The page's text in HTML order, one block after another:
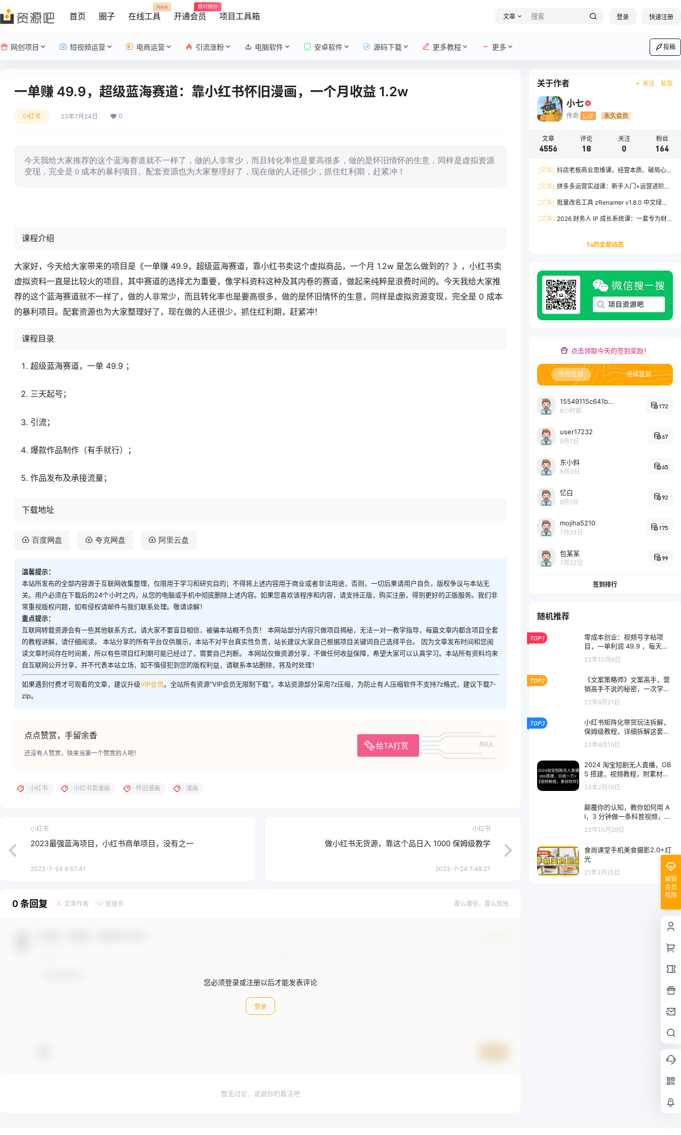
首页 圈子 在线工具
New
开通会员
限时特价
项目工具箱 文章 登录 快速注册
网创项目 短视频运营 电商运营 引流涨粉 电脑软件 安卓软件 源码下载 更多教程 更多 投稿
一单赚 49.9，超级蓝海赛道：靠小红书怀旧漫画，一个月收益 1.2w
小红书 23年7月24日 0
今天我给大家推荐的这个蓝海赛道就不一样了，做的人非常少，而且转化率也是要高很多，做的是怀旧情怀的生意，同样是虚拟资源
变现，完全是 0 成本的暴利项目。配套资源也为大家整理好了，现在做的人还很少，抓住红利期，赶紧冲！
课程介绍
大家好，今天给大家带来的项目是《一单赚 49.9，超级蓝海赛道，靠小红书卖这个虚拟商品，一个月 1.2w 是怎么做到的？》，小红书卖
虚拟资料一直是比较火的项目，其中赛道的选择尤为重要，像学科资料这种及其内卷的赛道，做起来纯粹是浪费时间的。今天我给大家推
荐的这个蓝海赛道就不一样了，做的人非常少，而且转化率也是要高很多，做的是怀旧情怀的生意，同样是虚拟资源变现，完全是 0 成本
的暴利项目。配套资源也为大家整理好了，现在做的人还很少，抓住红利期，赶紧冲！
课程目录
超级蓝海赛道，一单 49.9 ；
三天起号；
引流；
爆款作品制作（有手就行）；
作品发布及承接流量；
下载地址
百度网盘 夸克网盘 阿里云盘
温馨提示：
本站所发布的全部内容源于互联网收集整理，仅限用于学习和研究目的；不得将上述内容用于商业或者非法用途，否则，一切后果请用户自负，版权争议与本站无
关。用户必须在下载后的24个小时之内，从您的电脑或手机中彻底删除上述内容。如果您喜欢该程序和内容，请支持正版，购买注册，得到更好的正版服务。我们非
常重视版权问题，如有侵权请邮件与我们联系处理。敬请谅解！
重点提示：
互联网转载资源会有一些其他联系方式，请大家不要盲目相信，被骗本站概不负责！ 本网站部分内容只做项目揭秘，无法一对一教学指导，每篇文章内都含项目全套
的教程讲解，请仔细阅读。 本站分享的所有平台仅供展示，本站不对平台真实性负责，站长建议大家自己根据项目关键词自己选择平台。 因为文章发布时间和您阅
读文章时间存在时间差，所以有些项目红利期可能已经过了，需要自己判断。 本网站仅做资源分享，不做任何收益保障，希望大家可以认真学习。本站所有资料均来
自互联网公开分享，并不代表本站立场，如不慎侵犯到您的版权利益，请联系本站删除，将及时处理！
如果遇到付费才可观看的文章，建议升级VIP会员。全站所有资源“VIP会员无限制下载”。本站资源部分采用7z压缩，为防止有人压缩软件不支持7z格式，建议下载7-
zip。
点点赞赏，手留余香
给TA打赏 共0人
还没有人赞赏，快来当第一个赞赏的人吧！
小红书 小红书卖漫画 怀旧漫画 漫画
小红书
2023最强蓝海项目，小红书商单项目，没有之一
2023-7-24 4:57:41
小红书
做小红书无货源，靠这个品日入 1000 保姆级教学
2023-7-24 7:48:27
0 条回复 A 文章作者 M 管理员 要么庸俗，要么孤独
您必须登录或注册以后才能发表评论
登录
暂无讨论，说说你的看法吧
关于作者 关注 私信
小七
传奇 Lv7 永久会员
文章
4556
评论
18
关注
0
粉丝
164
[文章] 抖店老板商业思维课，经营本质、破局心
增
[文章] 拼多多运营实战课：新手入门+运营进阶、
出百单
[文章] 批量改名工具 zRenamer v1.8.0 中文绿色
[文章] 2026 财务人 IP 成长系统课：一套专为财
Ta的全部动态
点击领取今天的签到奖励！
今日签到 连续签到
15549115c641bc6524e64d1d800349ec7396
8小时前
172
user17232
8月7日
67
东小斜
8月3日
65
忆白
8月1日
92
mojiha5210
7月24日
175
包某某
7月22日
99
签到排行
随机推荐
TOP1
零成本创业：视频号字帖项
目，一单利润 49.9 ，每天轻
松1000+
23年10月6日
TOP2
《文案策略师》文案高手，营
销高手不说的秘密，一次学
完，不走弯路
23年6月21日
TOP3
小红书矩阵化带货玩法拆解，
保姆级教程，详细拆解这套玩
23年8月19日
2024 淘宝短剧无人直播，OB
S 搭建，视频教程，附素材软
24年2月19日
颠覆你的认知，教你如何用 A
I，3 分钟做一条科普视频，轻
松实现月入过万
23年10月29日
食尚课堂手机美食摄影2.0+灯
光
21年3月25日
解锁
会员
权限